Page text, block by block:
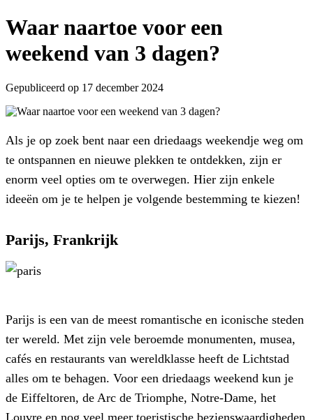
Waar naartoe voor een
weekend van 3 dagen?
Gepubliceerd op 17 december 2024
Als je op zoek bent naar een driedaags weekendje weg om
te ontspannen en nieuwe plekken te ontdekken, zijn er
enorm veel opties om te overwegen. Hier zijn enkele
ideeën om je te helpen je volgende bestemming te kiezen!
Parijs, Frankrijk
Parijs is een van de meest romantische en iconische steden
ter wereld. Met zijn vele beroemde monumenten, musea,
cafés en restaurants van wereldklasse heeft de Lichtstad
alles om te behagen. Voor een driedaags weekend kun je
de Eiffeltoren, de Arc de Triomphe, Notre-Dame, het